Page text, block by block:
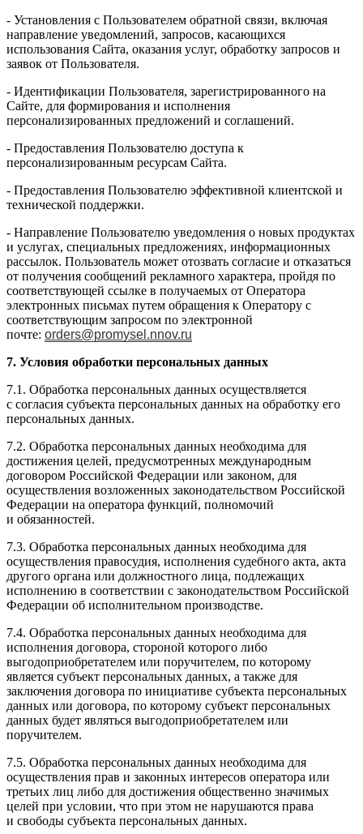
- Установления с Пользователем обратной связи, включая
направление уведомлений, запросов, касающихся
использования Сайта, оказания услуг, обработку запросов и
заявок от Пользователя.
- Идентификации Пользователя, зарегистрированного на
Сайте, для формирования и исполнения
персонализированных предложений и соглашений.
- Предоставления Пользователю доступа к
персонализированным ресурсам Сайта.
- Предоставления Пользователю эффективной клиентской и
технической поддержки.
- Направление Пользователю уведомления о новых продуктах
и услугах, специальных предложениях, информационных
рассылок. Пользователь может отозвать согласие и отказаться
от получения сообщений рекламного характера, пройдя по
соответствующей ссылке в получаемых от Оператора
электронных письмах путем обращения к Оператору с
соответствующим запросом по электронной
почте: orders@promysel.nnov.ru
7. Условия обработки персональных данных
7.1. Обработка персональных данных осуществляется
с согласия субъекта персональных данных на обработку его
персональных данных.
7.2. Обработка персональных данных необходима для
достижения целей, предусмотренных международным
договором Российской Федерации или законом, для
осуществления возложенных законодательством Российской
Федерации на оператора функций, полномочий
и обязанностей.
7.3. Обработка персональных данных необходима для
осуществления правосудия, исполнения судебного акта, акта
другого органа или должностного лица, подлежащих
исполнению в соответствии с законодательством Российской
Федерации об исполнительном производстве.
7.4. Обработка персональных данных необходима для
исполнения договора, стороной которого либо
выгодоприобретателем или поручителем, по которому
является субъект персональных данных, а также для
заключения договора по инициативе субъекта персональных
данных или договора, по которому субъект персональных
данных будет являться выгодоприобретателем или
поручителем.
7.5. Обработка персональных данных необходима для
осуществления прав и законных интересов оператора или
третьих лиц либо для достижения общественно значимых
целей при условии, что при этом не нарушаются права
и свободы субъекта персональных данных.